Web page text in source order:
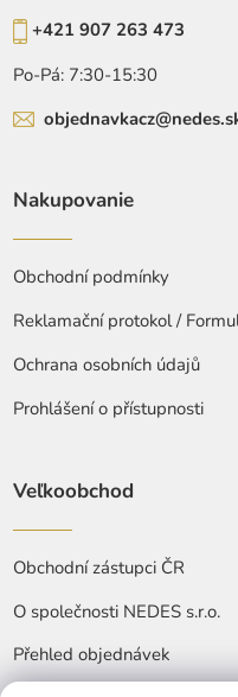
+421 907 263 473
Po-Pá: 7:30-15:30
Nakupovanie
Obchodní podmínky
Reklamační protokol /
Ochrana osobních údajů
Prohlášení o přístupnosti
Veľkoobchod
Obchodní zástupci ČR
O společnosti NEDES s.r.o.
Přehled objednávek